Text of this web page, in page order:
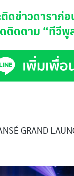
ติดข่าวดาราก่
ติดตาม “ทีวีพู
GRAND